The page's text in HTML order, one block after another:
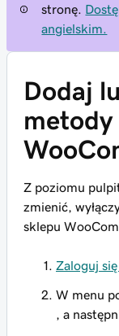
stronę.
angielskim.
Dodaj
metody
Z poziomu
zmienić,
sklepu
Zaloguj
W menu
, a